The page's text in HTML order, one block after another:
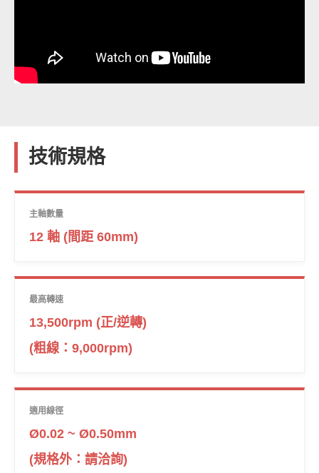
技術規格
主軸數量
12 軸 (間距 60mm)
最高轉速
13,500rpm (正/逆轉)
(粗線：9,000rpm)
適用線徑
Ø0.02 ~ Ø0.50mm
(規格外：請洽詢)